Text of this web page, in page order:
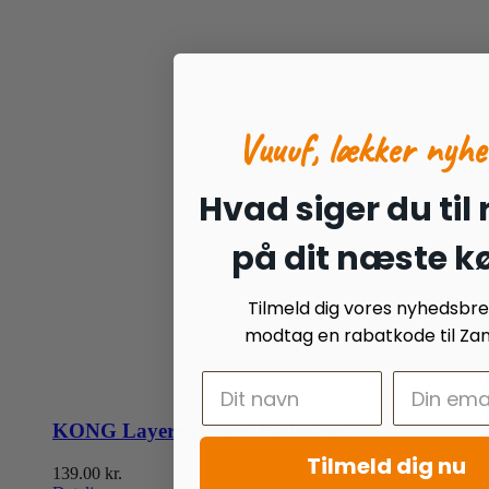
KONG Layerz Forage Hedgehog
139.00 kr.
Vuuuf, lækker
Hvad siger du til
på dit næste
Tilmeld dig vores
modtag en rabatkode til
Tilmeld dig nu